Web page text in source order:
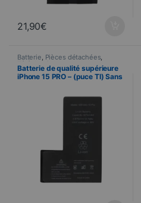
21,90€
Batterie, Pièces détachées,
Téléphonie
Batterie de qualité supérieure
iPhone 15 PRO – (puce TI) Sans